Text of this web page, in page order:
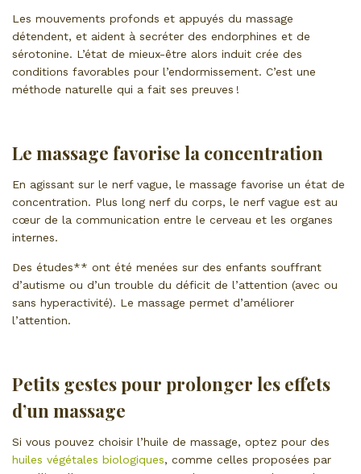
Les mouvements profonds et appuyés du massage
détendent, et aident à secréter des endorphines et de
sérotonine. L’état de mieux-être alors induit crée des
conditions favorables pour l’endormissement. C’est une
méthode naturelle qui a fait ses preuves !
Le massage favorise la concentration
En agissant sur le nerf vague, le massage favorise un état de
concentration. Plus long nerf du corps, le nerf vague est au
cœur de la communication entre le cerveau et les organes
internes.
Des études** ont été menées sur des enfants souffrant
d’autisme ou d’un trouble du déficit de l’attention (avec ou
sans hyperactivité). Le massage permet d’améliorer
l’attention.
Petits gestes pour prolonger les effets
d’un massage
Si vous pouvez choisir l’huile de massage, optez pour des
huiles végétales biologiques, comme celles proposées par